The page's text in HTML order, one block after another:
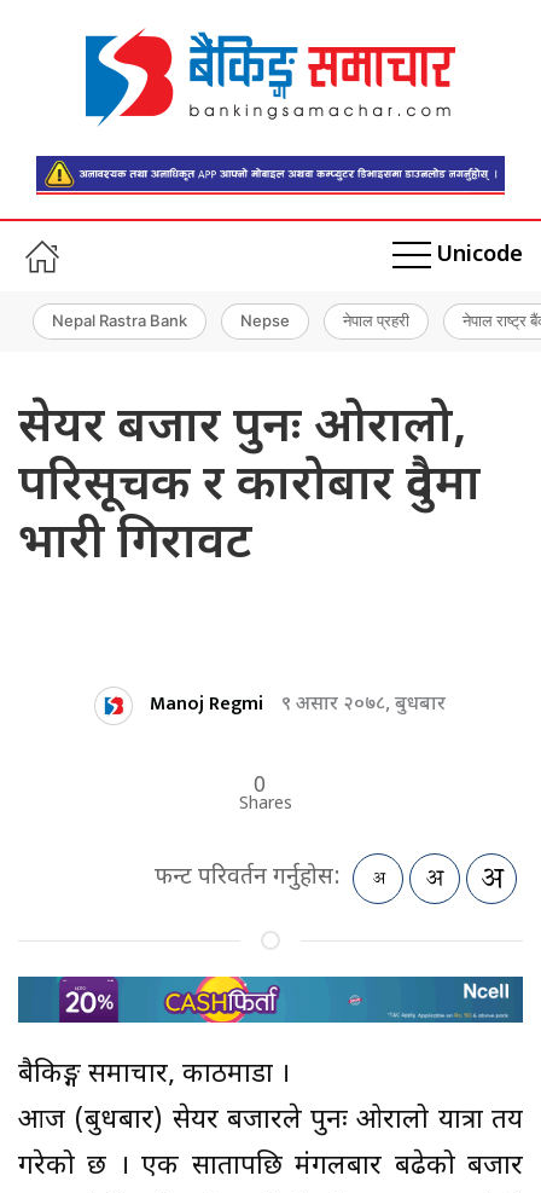
Unicode
Nepal Rastra Bank Nepse नेपाल प्रहरी नेपाल राष्ट्र
सेयर बजार पुनः ओरालो,
परिसूचक र कारोबार दुवैमा
भारी गिरावट
Manoj Regmi ९ असार २०७८, बुधबार
0
Shares
फन्ट परिवर्तन गर्नुहोस:
बैकिङ्ग समाचार, काठमाडौं ।
आज (बुधबार) सेयर बजारले पुनः ओरालो यात्रा तय
गरेको छ । एक सातापछि मंगलबार बढेको बजार